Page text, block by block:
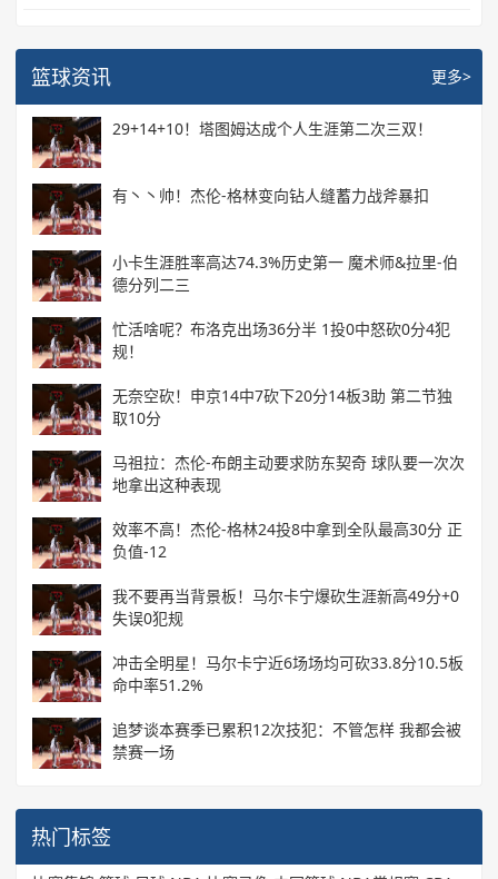
篮球资讯 更多>
29+14+10！塔图姆达成个人生涯第二次三双！
有丶丶帅！杰伦-格林变向钻人缝蓄力战斧暴扣
小卡生涯胜率高达74.3%历史第一 魔术师&拉里-伯
德分列二三
忙活啥呢？布洛克出场36分半 1投0中怒砍0分4犯
规！
无奈空砍！申京14中7砍下20分14板3助 第二节独
取10分
马祖拉：杰伦-布朗主动要求防东契奇 球队要一次次
地拿出这种表现
效率不高！杰伦-格林24投8中拿到全队最高30分 正
负值-12
我不要再当背景板！马尔卡宁爆砍生涯新高49分+0
失误0犯规
冲击全明星！马尔卡宁近6场场均可砍33.8分10.5板
命中率51.2%
追梦谈本赛季已累积12次技犯：不管怎样 我都会被
禁赛一场
热门标签